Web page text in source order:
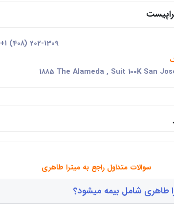
+1 (408) 202-1309
1885 The Alameda , Suit 100K San
سوالات متداول راجع به میترا طاهری
طاهری شامل بیمه میشود؟